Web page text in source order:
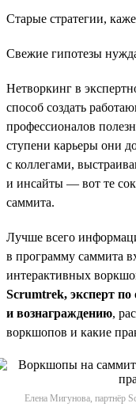
Старые стратегии,
Свежие гипотезы
Нетворкинг в
способ создать
профессионалов
ступени карьеры они
с коллегами,
и инсайты — вот те
саммита.
Лучше всего
в программу саммита
интерактивных
Scrumtrek, эксперт
и вознаграждению,
воркшопов и какие
Елена Мигунова, партнёр